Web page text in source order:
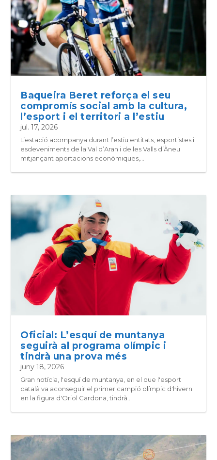
Baqueira Beret reforça el seu
compromís social amb la cultura,
l’esport i el territori a l’estiu
jul. 17, 2026
L’estació acompanya durant l’estiu entitats, esportistes i
esdeveniments de la Val d’Aran i de les Valls d’Àneu
mitjançant aportacions econòmiques,...
Oficial: L’esquí de muntanya
seguirà al programa olímpic i
tindrà una prova més
juny 18, 2026
Gran notícia, l'esquí de muntanya, en el que l'esport
català va aconseguir el primer campió olímpic d'hivern
en la figura d'Oriol Cardona, tindrà...